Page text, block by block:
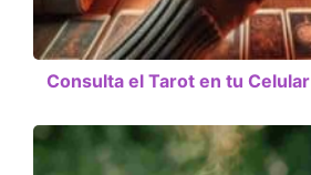
Consulta el Tarot en tu Celular